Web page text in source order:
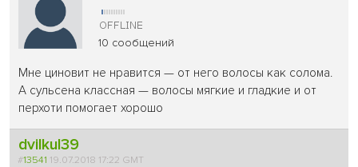
10 сообщений
Мне циновит не нравится — от него волосы как солома.
А сульсена классная — волосы мягкие и гладкие и от
перхоти помогает хорошо
dvilkul39
#13541 19.07.2018 17:22 GMT